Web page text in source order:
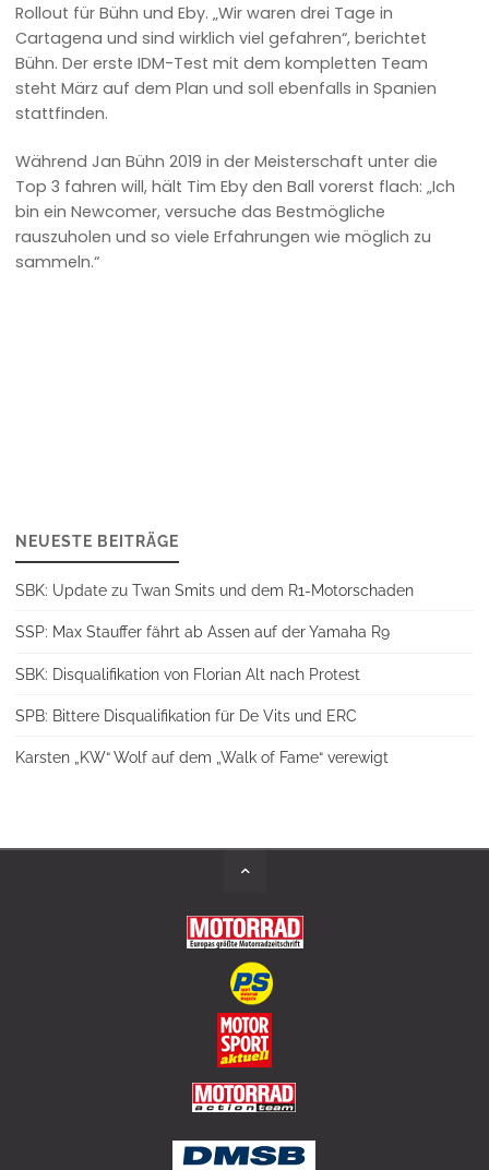
Rollout für Bühn und Eby. „Wir waren drei Tage in
Cartagena und sind wirklich viel gefahren“, berichtet
Bühn. Der erste IDM-Test mit dem kompletten Team
steht März auf dem Plan und soll ebenfalls in Spanien
stattfinden.
Während Jan Bühn 2019 in der Meisterschaft unter die
Top 3 fahren will, hält Tim Eby den Ball vorerst flach: „Ich
bin ein Newcomer, versuche das Bestmögliche
rauszuholen und so viele Erfahrungen wie möglich zu
sammeln.“
NEUESTE BEITRÄGE
SBK: Update zu Twan Smits und dem R1-Motorschaden
SSP: Max Stauffer fährt ab Assen auf der Yamaha R9
SBK: Disqualifikation von Florian Alt nach Protest
SPB: Bittere Disqualifikation für De Vits und ERC
Karsten „KW“ Wolf auf dem „Walk of Fame“ verewigt
Back